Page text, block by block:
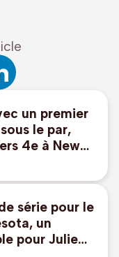
un premier
le par,
4e à New
série pour le
un
pour Julie